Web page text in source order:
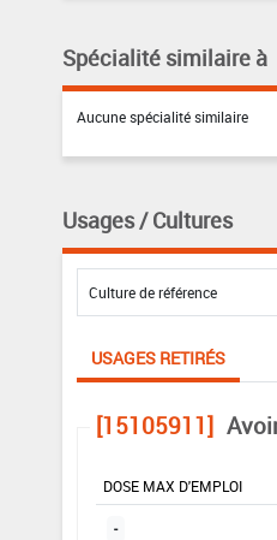
Spécialité similaire à
Aucune spécialité similaire
Usages / Cultures
USAGES RETIRÉS
[15105911]
DOSE MAX D'EMPLOI
-